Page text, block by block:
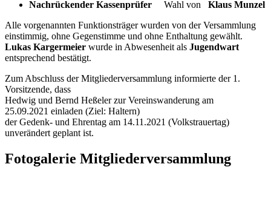
Nachrückender Kassenprüfer Wahl von Klaus Munzel
Alle vorgenannten Funktionsträger wurden von der Versammlung
einstimmig, ohne Gegenstimme und ohne Enthaltung gewählt.
Lukas Kargermeier wurde in Abwesenheit als Jugendwart
entsprechend bestätigt.
Zum Abschluss der Mitgliederversammlung informierte der 1.
Vorsitzende, dass
Hedwig und Bernd Heßeler zur Vereinswanderung am
25.09.2021 einladen (Ziel: Haltern)
der Gedenk- und Ehrentag am 14.11.2021 (Volkstrauertag)
unverändert geplant ist.
Fotogalerie Mitgliederversammlung